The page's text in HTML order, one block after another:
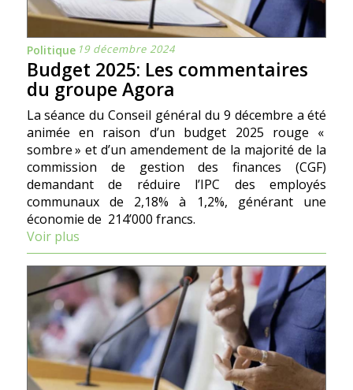
Politique 19 décembre 2024
Budget 2025: Les commentaires
du groupe Agora
La séance du Conseil général du 9 décembre a été
animée en raison d’un budget 2025 rouge «
sombre » et d’un amendement de la majorité de la
commission de gestion des finances (CGF)
demandant de réduire l’IPC des employés
communaux de 2,18% à 1,2%, générant une
économie de 214’000 francs.
Voir plus